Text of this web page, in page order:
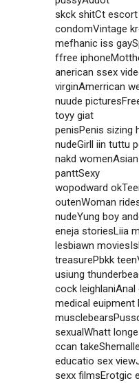
skck shitCt
condomVintage
mefhanic iss
ffree
anerican ssex
virginAmerrican
nuude
toyy giat
penisPenis sizing
nudeGirll iin tuttu
nakd
panttSexy
wopodward
outenWoman
nudeYung boy
eneja storiesLiia
lesbiawn
treasurePbkk
usiung
cock
medical euipment
sexualWhatt
ccan
educatio sex
sexx filmsErotgic